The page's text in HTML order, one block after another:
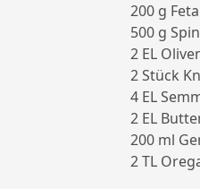
200 g Feta
500 g
2 EL
2 Stück
4 EL
2 EL
200 ml
2 TL